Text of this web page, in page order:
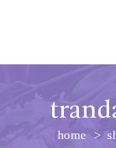
home